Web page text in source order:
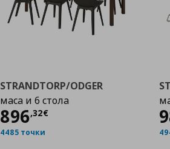
STRANDTORP/ODGER
маса и 6 стола
896,32€
Цена
4485 точки